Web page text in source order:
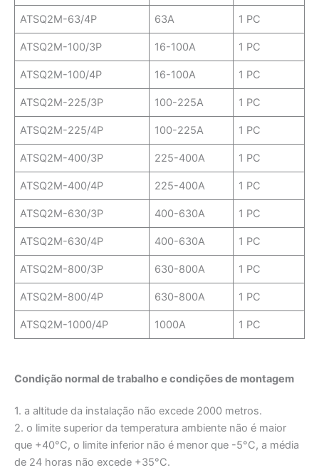
ATSQ2M-63/4P 63A 1 PC
ATSQ2M-100/3P 16-100A 1 PC
ATSQ2M-100/4P 16-100A 1 PC
ATSQ2M-225/3P 100-225A 1 PC
ATSQ2M-225/4P 100-225A 1 PC
ATSQ2M-400/3P 225-400A 1 PC
ATSQ2M-400/4P 225-400A 1 PC
ATSQ2M-630/3P 400-630A 1 PC
ATSQ2M-630/4P 400-630A 1 PC
ATSQ2M-800/3P 630-800A 1 PC
ATSQ2M-800/4P 630-800A 1 PC
ATSQ2M-1000/4P 1000A 1 PC
Condição normal de trabalho e condições de montagem
1. a altitude da instalação não excede 2000 metros.
2. o limite superior da temperatura ambiente não é maior
que +40°C, o limite inferior não é menor que -5°C, a média
de 24 horas não excede +35°C.